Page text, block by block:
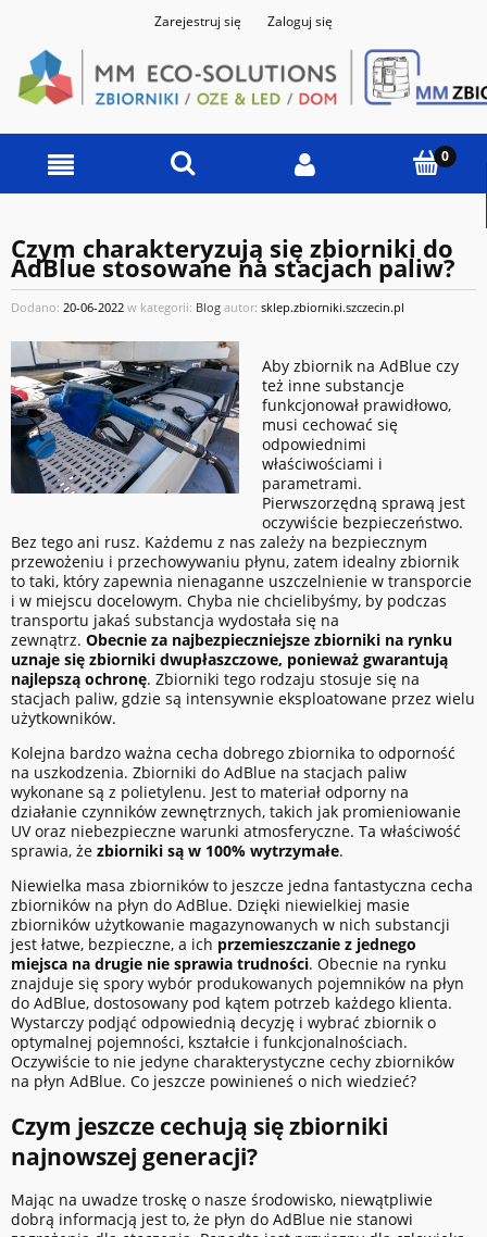
Zarejestruj się Zaloguj się
Czym charakteryzują się zbiorniki do
AdBlue stosowane na stacjach paliw?
Dodano: 20-06-2022 w kategorii: Blog autor: sklep.zbiorniki.szczecin.pl
Aby zbiornik na AdBlue czy
też inne substancje
funkcjonował prawidłowo,
musi cechować się
odpowiednimi
właściwościami i
parametrami.
Pierwszorzędną sprawą jest
oczywiście bezpieczeństwo.
Bez tego ani rusz. Każdemu z nas zależy na bezpiecznym
przewożeniu i przechowywaniu płynu, zatem idealny zbiornik
to taki, który zapewnia nienaganne uszczelnienie w transporcie
i w miejscu docelowym. Chyba nie chcielibyśmy, by podczas
transportu jakaś substancja wydostała się na
zewnątrz. Obecnie za najbezpieczniejsze zbiorniki na rynku
uznaje się zbiorniki dwupłaszczowe, ponieważ gwarantują
najlepszą ochronę. Zbiorniki tego rodzaju stosuje się na
stacjach paliw, gdzie są intensywnie eksploatowane przez wielu
użytkowników.
Kolejna bardzo ważna cecha dobrego zbiornika to odporność
na uszkodzenia. Zbiorniki do AdBlue na stacjach paliw
wykonane są z polietylenu. Jest to materiał odporny na
działanie czynników zewnętrznych, takich jak promieniowanie
UV oraz niebezpieczne warunki atmosferyczne. Ta właściwość
sprawia, że zbiorniki są w 100% wytrzymałe.
Niewielka masa zbiorników to jeszcze jedna fantastyczna cecha
zbiorników na płyn do AdBlue. Dzięki niewielkiej masie
zbiorników użytkowanie magazynowanych w nich substancji
jest łatwe, bezpieczne, a ich przemieszczanie z jednego
miejsca na drugie nie sprawia trudności. Obecnie na rynku
znajduje się spory wybór produkowanych pojemników na płyn
do AdBlue, dostosowany pod kątem potrzeb każdego klienta.
Wystarczy podjąć odpowiednią decyzję i wybrać zbiornik o
optymalnej pojemności, kształcie i funkcjonalnościach.
Oczywiście to nie jedyne charakterystyczne cechy zbiorników
na płyn AdBlue. Co jeszcze powinieneś o nich wiedzieć?
Czym jeszcze cechują się zbiorniki
najnowszej generacji?
Mając na uwadze troskę o nasze środowisko, niewątpliwie
dobrą informacją jest to, że płyn do AdBlue nie stanowi